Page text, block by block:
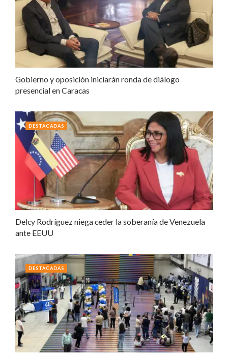
Gobierno y oposición iniciarán ronda de diálogo
presencial en Caracas
Delcy Rodríguez niega ceder la soberanía de Venezuela
ante EEUU
DESTACADAS
DESTACADAS